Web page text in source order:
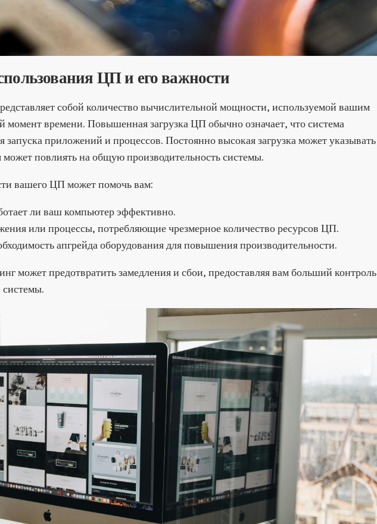
ЦП и его важности
собой количество вычислительной мощности, используемой вашим
момент времени. Повышенная загрузка ЦП обычно означает, что система
запуска приложений и процессов. Постоянно высокая загрузка может указывать
может повлиять на общую производительность системы.
вашего ЦП может помочь вам:
ли ваш компьютер эффективно.
или процессы, потребляющие чрезмерное количество ресурсов ЦП.
апгрейда оборудования для повышения производительности.
может предотвратить замедления и сбои, предоставляя вам больший контроль
системы.